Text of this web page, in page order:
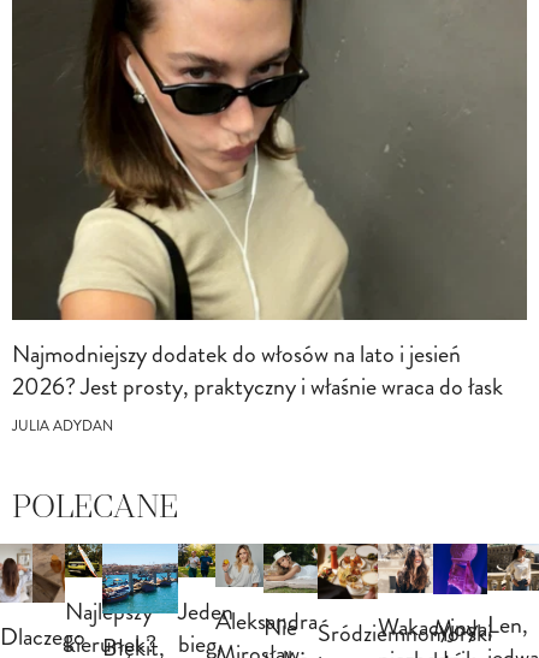
Najmodniejszy dodatek do włosów na lato i jesień
2026? Jest prosty, praktyczny i właśnie wraca do łask
JULIA ADYDAN
POLECANE
Dlaczego
Najlepszy
kierunek?
Błękit,
Jeden
bieg,
Aleksandra
Nie
Śródziemnomorski
Wakacyjny
Moda,Len,